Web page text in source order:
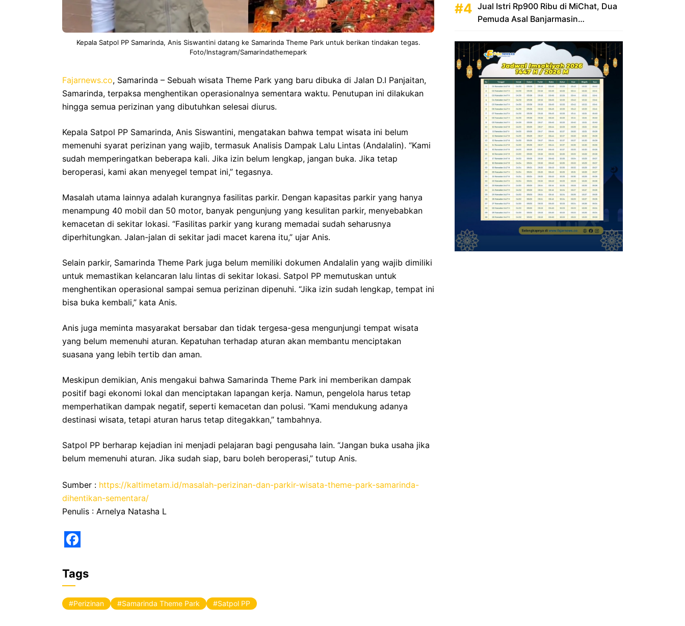
Kepala Satpol PP Samarinda, Anis Siswantini datang ke Samarinda Theme Park untuk berikan tindakan tegas.
Foto/Instagram/Samarindathemepark
Fajarnews.co, Samarinda – Sebuah wisata Theme Park yang baru dibuka di Jalan D.I Panjaitan,
Samarinda, terpaksa menghentikan operasionalnya sementara waktu. Penutupan ini dilakukan
hingga semua perizinan yang dibutuhkan selesai diurus.
Kepala Satpol PP Samarinda, Anis Siswantini, mengatakan bahwa tempat wisata ini belum
memenuhi syarat perizinan yang wajib, termasuk Analisis Dampak Lalu Lintas (Andalalin). “Kami
sudah memperingatkan beberapa kali. Jika izin belum lengkap, jangan buka. Jika tetap
beroperasi, kami akan menyegel tempat ini,” tegasnya.
Masalah utama lainnya adalah kurangnya fasilitas parkir. Dengan kapasitas parkir yang hanya
menampung 40 mobil dan 50 motor, banyak pengunjung yang kesulitan parkir, menyebabkan
kemacetan di sekitar lokasi. “Fasilitas parkir yang kurang memadai sudah seharusnya
diperhitungkan. Jalan-jalan di sekitar jadi macet karena itu,” ujar Anis.
Selain parkir, Samarinda Theme Park juga belum memiliki dokumen Andalalin yang wajib dimiliki
untuk memastikan kelancaran lalu lintas di sekitar lokasi. Satpol PP memutuskan untuk
menghentikan operasional sampai semua perizinan dipenuhi. “Jika izin sudah lengkap, tempat ini
bisa buka kembali,” kata Anis.
Anis juga meminta masyarakat bersabar dan tidak tergesa-gesa mengunjungi tempat wisata
yang belum memenuhi aturan. Kepatuhan terhadap aturan akan membantu menciptakan
suasana yang lebih tertib dan aman.
Meskipun demikian, Anis mengakui bahwa Samarinda Theme Park ini memberikan dampak
positif bagi ekonomi lokal dan menciptakan lapangan kerja. Namun, pengelola harus tetap
memperhatikan dampak negatif, seperti kemacetan dan polusi. “Kami mendukung adanya
destinasi wisata, tetapi aturan harus tetap ditegakkan,” tambahnya.
Satpol PP berharap kejadian ini menjadi pelajaran bagi pengusaha lain. “Jangan buka usaha jika
belum memenuhi aturan. Jika sudah siap, baru boleh beroperasi,” tutup Anis.
Sumber : https://kaltimetam.id/masalah-perizinan-dan-parkir-wisata-theme-park-samarinda-
dihentikan-sementara/
Penulis : Arnelya Natasha L
a
c
e
Tags
Perizinan Samarinda Theme Park Satpol PP
Jual Istri Rp900 Ribu di MiChat, Dua
Pemuda Asal Banjarmasin